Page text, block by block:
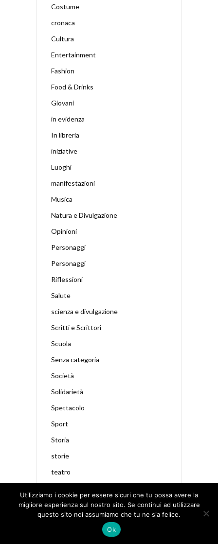
Costume
cronaca
Cultura
Entertainment
Fashion
Food & Drinks
Giovani
in evidenza
In libreria
iniziative
Luoghi
manifestazioni
Musica
Natura e Divulgazione
Opinioni
Personaggi
Personaggi
Riflessioni
Salute
scienza e divulgazione
Scritti e Scrittori
Scuola
Senza categoria
Società
Solidarietà
Spettacolo
Sport
Storia
storie
teatro
televisione
tradizioni
Utilizziamo i cookie per essere sicuri che tu possa avere la
migliore esperienza sul nostro sito. Se continui ad utilizzare
questo sito noi assumiamo che tu ne sia felice.
Ok